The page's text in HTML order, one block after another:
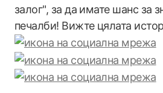
залог", за да имате шанс за
печалби! Вижте цялата